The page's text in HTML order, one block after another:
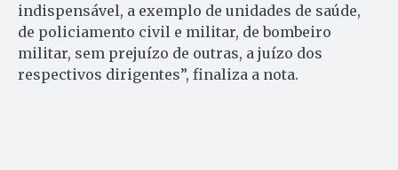
indispensável, a exemplo de unidades de saúde,
de policiamento civil e militar, de bombeiro
militar, sem prejuízo de outras, a juízo dos
respectivos dirigentes”, finaliza a nota.